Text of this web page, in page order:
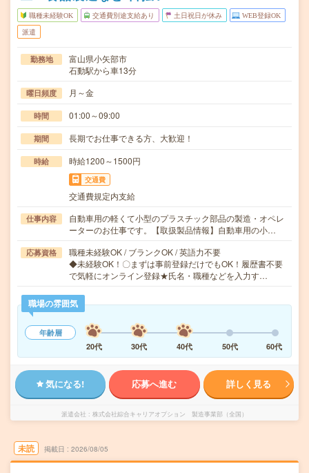
職種未経験OK 交通費別途支給あり 土日祝日が休み WEB登録OK
派遣
勤務地
富山県小矢部市
石動駅から車13分
曜日頻度 月～金
時間 01:00～09:00
期間 長期でお仕事できる方、大歓迎！
時給 時給1200～1500円
交通費
交通費規定内支給
仕事内容
自動車用の軽くて小型のプラスチック部品の製造・オペレ
ーターのお仕事です。【取扱製品情報】自動車用の小…
応募資格
職種未経験OK / ブランクOK / 英語力不要
◆未経験OK！〇まずは事前登録だけでもOK！履歴書不要
で気軽にオンライン登録★氏名・職種などを入力す…
職場の雰囲気
年齢層
20代
30代 40代 50代 60代
気になる! 応募へ進む 詳しく見る
派遣会社 株式会社綜合キャリアオプション 製造事業部（全国）
未読 掲載日 2026/08/05